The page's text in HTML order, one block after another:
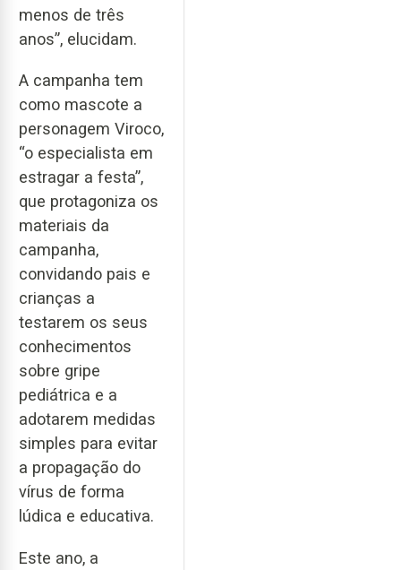
menos de três
anos”, elucidam.
A campanha tem
como mascote a
personagem Viroco,
“o especialista em
estragar a festa”,
que protagoniza os
materiais da
campanha,
convidando pais e
crianças a
testarem os seus
conhecimentos
sobre gripe
pediátrica e a
adotarem medidas
simples para evitar
a propagação do
vírus de forma
lúdica e educativa.
Este ano, a